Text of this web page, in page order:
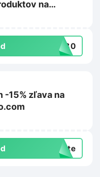
na
VE30
-15% zľava na
exte